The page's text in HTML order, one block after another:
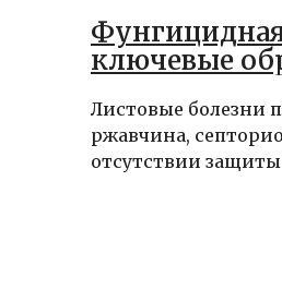
ключевые
Листовые болезни
ржавчина,
отсутствии защиты